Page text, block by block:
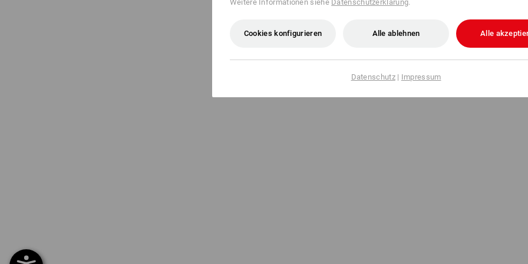
Weitere Informationen siehe Datenschutzerklärung.
Cookies konfigurieren Alle ablehnen Alle
Datenschutz| Impressum